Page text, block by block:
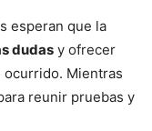
esperan que la
dudas y ofrecer
Mientras
reunir pruebas y